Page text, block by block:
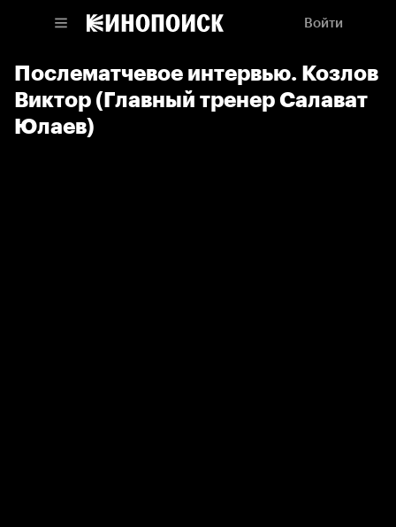
Войти
Послематчевое интервью. Козлов
Виктор (Главный тренер Салават
Юлаев)